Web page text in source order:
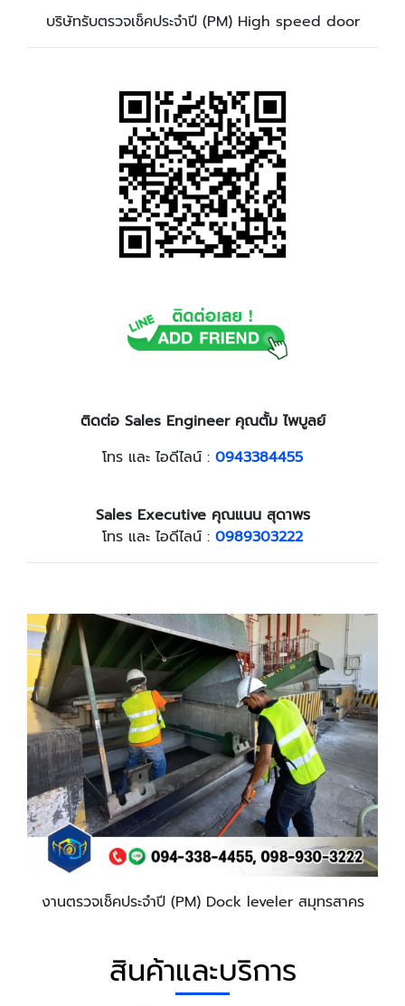
บริษัทรับตรวจเช็คประจำปี (PM) High speed door
ติดต่อ Sales Engineer คุณตั้ม ไพบูลย์
โทร และ ไอดีไลน์ : 0943384455
Sales Executive คุณแนน สุดาพร
โทร และ ไอดีไลน์ : 0989303222
งานตรวจเช็คประจำปี (PM) Dock leveler สมุทรสาคร
สินค้าและบริการ